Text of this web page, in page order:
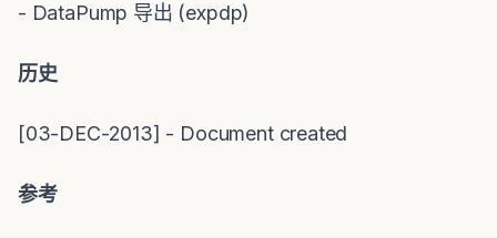
- DataPump 导出 (expdp)
历史
[03-DEC-2013] - Document created
参考